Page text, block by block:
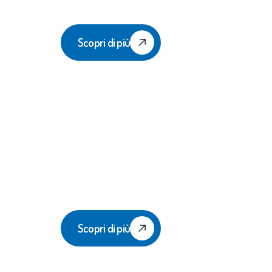
Scopri di più
Scopri di più